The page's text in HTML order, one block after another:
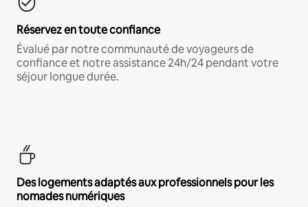
Réservez en toute confiance
Évalué par notre communauté de voyageurs de
confiance et notre assistance 24h/24 pendant votre
séjour longue durée.
Des logements adaptés aux professionnels pour les
nomades numériques